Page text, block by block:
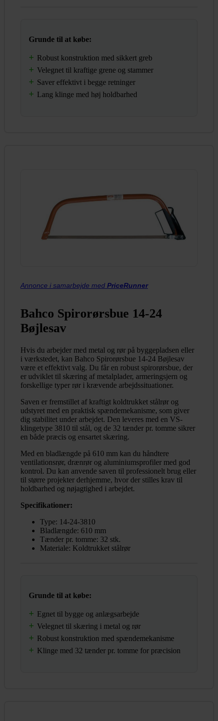
Grunde til at købe:
Robust konstruktion med sikkert greb
Velegnet til kraftige grene og stammer
Saver effektivt i begge retninger
Lang klinge med høj holdbarhed
Annonce i samarbejde med PriceRunner
Bahco Spirorørsbue 14-24
Bøjlesav
Hvis du arbejder med metal og rør på byggepladsen eller
i værkstedet, kan Bahco Spirorørsbue 14-24 Bøjlesav
være et effektivt valg. Du får en robust spirorørsbue, der
er udviklet til skæring af metalplader, armeringsjern og
forskellige typer rør i krævende arbejdssituationer.
Saven er fremstillet af kraftigt koldtrukket stålrør og
udstyret med en praktisk spændemekanisme, som giver
dig stabilitet under arbejdet. Den leveres med en VS-
klingetype 3810 til stål, og de 32 tænder pr. tomme sikrer
en både præcis og ensartet skæring.
Med en bladlængde på 610 mm kan du håndtere
ventilationsrør, drænrør og aluminiumsprofiler med god
kontrol. Du kan anvende saven til professionelt brug eller
til større projekter derhjemme, hvor der stilles krav til
holdbarhed og nøjagtighed i arbejdet.
Specifikationer:
Type: 14-24-3810
Bladlængde: 610 mm
Tænder pr. tomme: 32 stk.
Materiale: Koldtrukket stålrør
Grunde til at købe:
Egnet til bygge og anlægsarbejde
Velegnet til skæring i metal og rør
Robust konstruktion med spændemekanisme
Klinge med 32 tænder pr. tomme for præcision